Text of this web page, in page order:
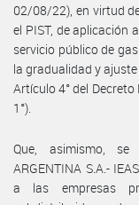
02/08/22), en virtud
el PIST, de aplicación
servicio público de
la gradualidad y
Artículo 4° del
1°).
Que, asimismo, se
ARGENTINA S.A.-
a las empresas